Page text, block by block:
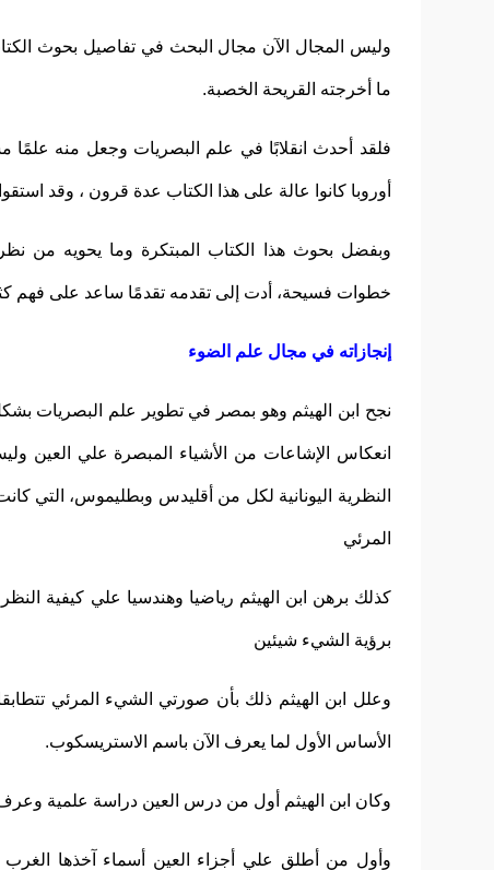
وليس المجال الآن مجال البحث في تفاصيل بحوث
ما أخرجته القريحة الخصبة.
فلقد أحدث انقلابًا في علم البصريات وجعل منه
أوروبا كانوا عالة على هذا الكتاب عدة قرون ، وقد
وبفضل بحوث هذا الكتاب المبتكرة وما يحويه من
خطوات فسيحة، أدت إلى تقدمه تقدمًا ساعد على فهم
إنجازاته في مجال علم الضوء
نجح ابن الهيثم وهو بمصر في تطوير علم البصريات
انعكاس الإشاعات من الأشياء المبصرة علي العين
النظرية اليونانية لكل من أقليدس وبطليموس، التي
المرئي
كذلك برهن ابن الهيثم رياضيا وهندسيا علي كيفية
برؤية الشيء شيئين
وعلل ابن الهيثم ذلك بأن صورتي الشيء المرئي
الأساس الأول لما يعرف الآن باسم الاستريسكوب.
وكان ابن الهيثم أول من درس العين دراسة علمية